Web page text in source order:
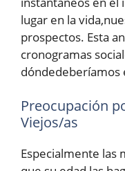
lugar en la
prospectos. Esta
cronogramas
dóndedeberíamos
Preocupación
Viejos/as
Especialmente las